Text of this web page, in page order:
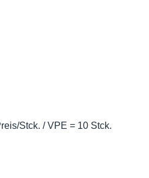
Stck. / VPE = 10 Stck.